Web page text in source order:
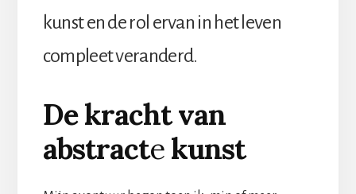
kunst en de rol ervan in het leven
compleet veranderd.
De kracht van
abstractekunst